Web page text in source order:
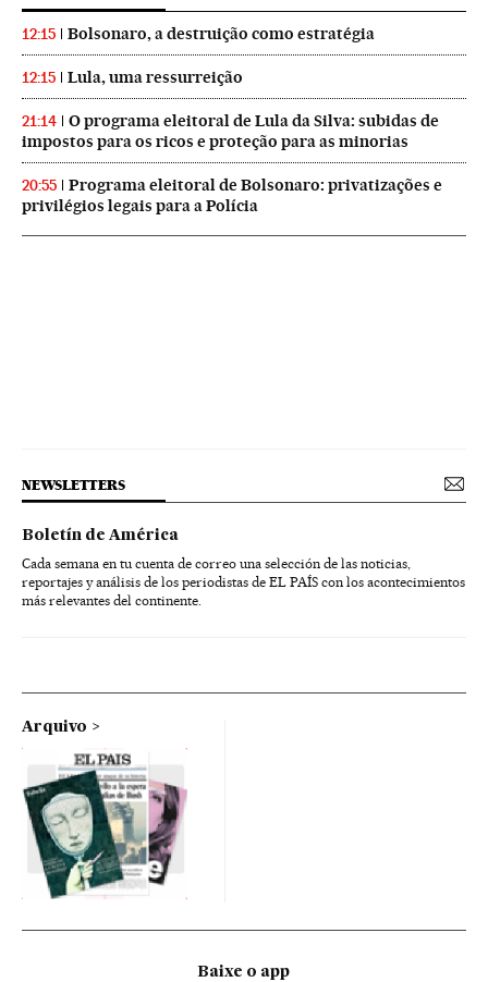
12:15 Bolsonaro, a destruição como estratégia
12:15 Lula, uma ressurreição
21:14
O programa eleitoral de Lula da Silva: subidas de
impostos para os ricos e proteção para as minorias
20:55
Programa eleitoral de Bolsonaro: privatizações e
privilégios legais para a Polícia
NEWSLETTERS
Boletín de América
Cada semana en tu cuenta de correo una selección de las noticias,
reportajes y análisis de los periodistas de EL PAÍS con los acontecimientos
más relevantes del continente.
Arquivo
Baixe o app